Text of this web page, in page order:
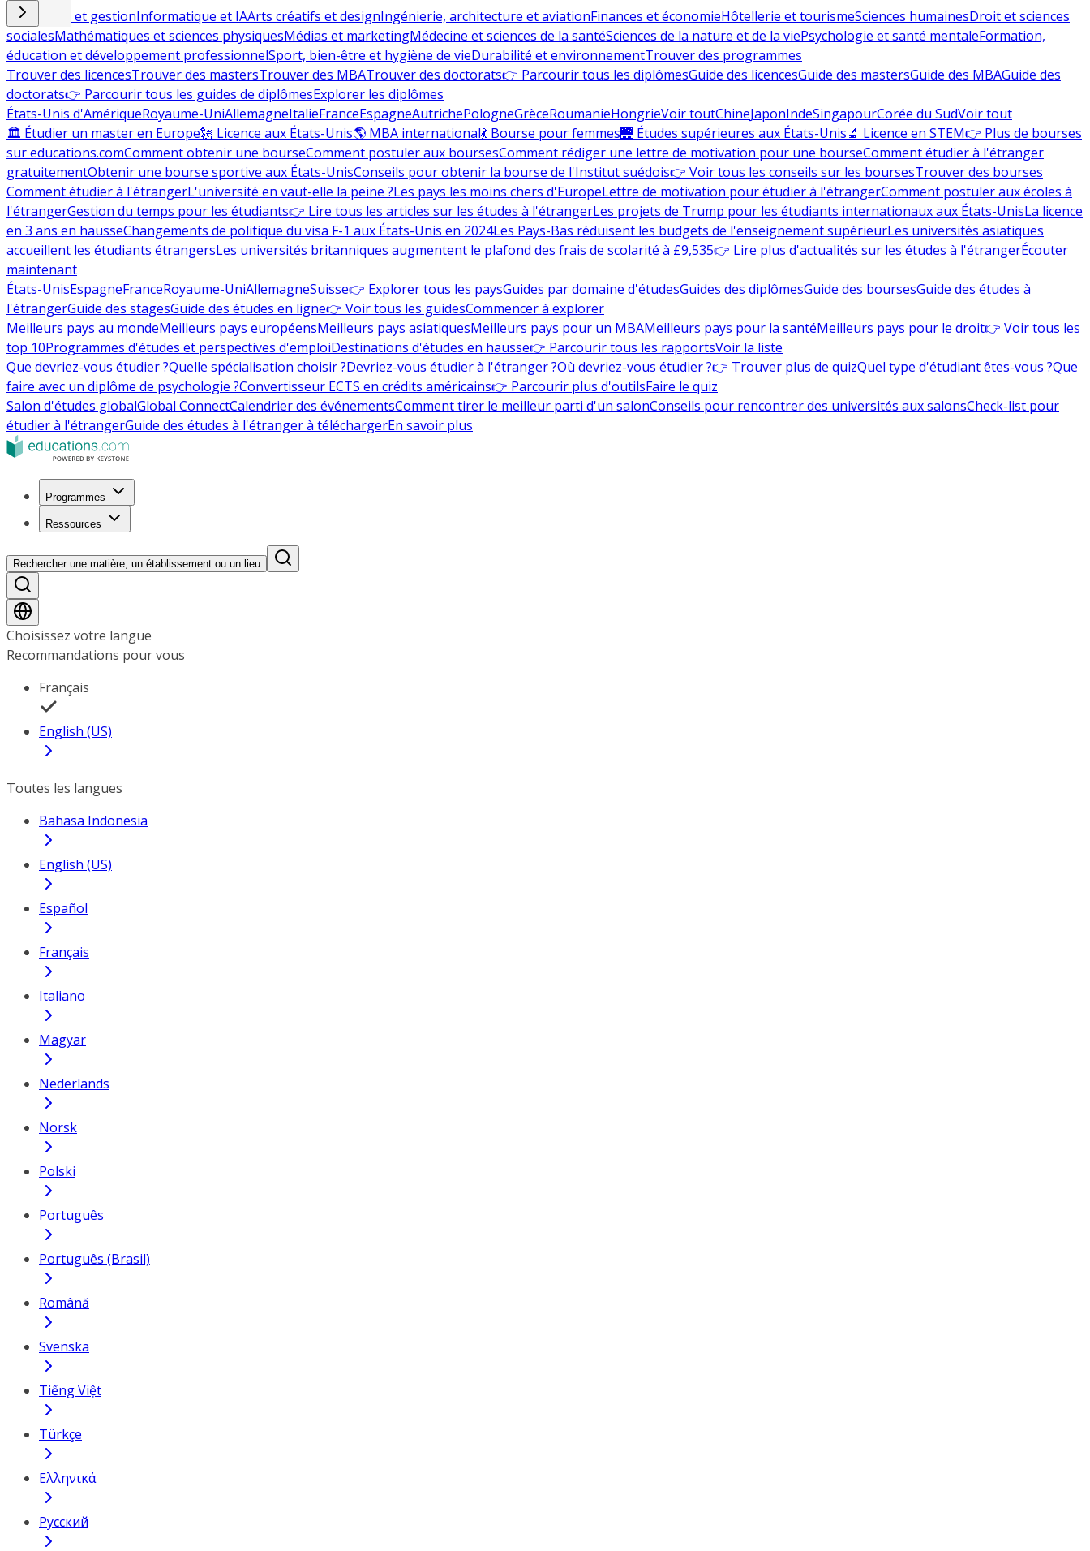
Commerce et gestionInformatique et IAArts créatifs et designIngénierie, architecture et aviationFinances et économieHôtellerie et tourismeSciences humainesDroit et sciences
socialesMathématiques et sciences physiquesMédias et marketingMédecine et sciences de la santéSciences de la nature et de la viePsychologie et santé mentaleFormation,
éducation et développement professionnelSport, bien-être et hygiène de vieDurabilité et environnementTrouver des programmes
Trouver des licencesTrouver des mastersTrouver des MBATrouver des doctorats👉 Parcourir tous les diplômesGuide des licencesGuide des mastersGuide des MBAGuide des
doctorats👉 Parcourir tous les guides de diplômesExplorer les diplômes
États-Unis d'AmériqueRoyaume-UniAllemagneItalieFranceEspagneAutrichePologneGrèceRoumanieHongrieVoir toutChineJaponIndeSingapourCorée du SudVoir tout
🏛 Étudier un master en Europe🗽 Licence aux États-Unis🌎 MBA international💃 Bourse pour femmes🌉 Études supérieures aux États-Unis🔬 Licence en STEM👉 Plus de bourses
sur educations.comComment obtenir une bourseComment postuler aux boursesComment rédiger une lettre de motivation pour une bourseComment étudier à l'étranger
gratuitementObtenir une bourse sportive aux États-UnisConseils pour obtenir la bourse de l'Institut suédois👉 Voir tous les conseils sur les boursesTrouver des bourses
Comment étudier à l'étrangerL'université en vaut-elle la peine ?Les pays les moins chers d'EuropeLettre de motivation pour étudier à l'étrangerComment postuler aux écoles à
l'étrangerGestion du temps pour les étudiants👉 Lire tous les articles sur les études à l'étrangerLes projets de Trump pour les étudiants internationaux aux États-UnisLa licence
en 3 ans en hausseChangements de politique du visa F-1 aux États-Unis en 2024Les Pays-Bas réduisent les budgets de l'enseignement supérieurLes universités asiatiques
accueillent les étudiants étrangersLes universités britanniques augmentent le plafond des frais de scolarité à £9,535👉 Lire plus d'actualités sur les études à l'étrangerÉcouter
maintenant
États-UnisEspagneFranceRoyaume-UniAllemagneSuisse👉 Explorer tous les paysGuides par domaine d'étudesGuides des diplômesGuide des boursesGuide des études à
l'étrangerGuide des stagesGuide des études en ligne👉 Voir tous les guidesCommencer à explorer
Meilleurs pays au mondeMeilleurs pays européensMeilleurs pays asiatiquesMeilleurs pays pour un MBAMeilleurs pays pour la santéMeilleurs pays pour le droit👉 Voir tous les
top 10Programmes d'études et perspectives d'emploiDestinations d'études en hausse👉 Parcourir tous les rapportsVoir la liste
Que devriez-vous étudier ?Quelle spécialisation choisir ?Devriez-vous étudier à l'étranger ?Où devriez-vous étudier ?👉 Trouver plus de quizQuel type d'étudiant êtes-vous ?Que
faire avec un diplôme de psychologie ?Convertisseur ECTS en crédits américains👉 Parcourir plus d'outilsFaire le quiz
Salon d'études globalGlobal ConnectCalendrier des événementsComment tirer le meilleur parti d'un salonConseils pour rencontrer des universités aux salonsCheck-list pour
étudier à l'étrangerGuide des études à l'étranger à téléchargerEn savoir plus
Programmes
Ressources
Rechercher une matière, un établissement ou un lieu
Choisissez votre langue
Recommandations pour vous
Français
English (US)
Toutes les langues
Bahasa Indonesia
English (US)
Español
Français
Italiano
Magyar
Nederlands
Norsk
Polski
Português
Português (Brasil)
Română
Svenska
Tiếng Việt
Türkçe
Ελληνικά
Русский